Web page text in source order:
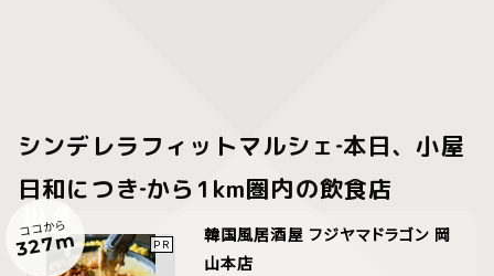
シンデレラフィットマルシェ‐本日、小屋
日和につき‐から1km圏内の飲食店
ココから
327m
韓国風居酒屋 フジヤマドラゴン 岡
山本店